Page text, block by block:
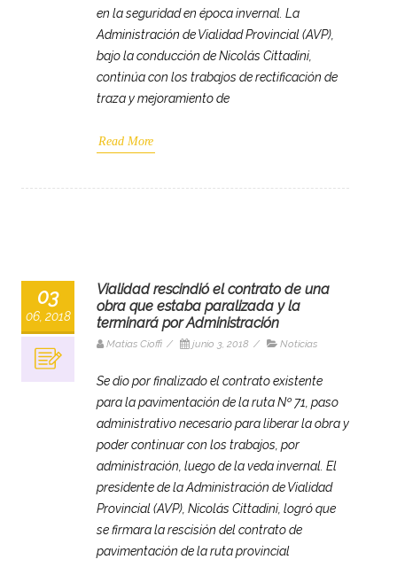
en la seguridad en época invernal. La
Administración de Vialidad Provincial (AVP),
bajo la conducción de Nicolás Cittadini,
continúa con los trabajos de rectificación de
traza y mejoramiento de
Read More
03
06, 2018
Vialidad rescindió el contrato de una
obra que estaba paralizada y la
terminará por Administración
Matias Cioffi / junio 3, 2018 / Noticias
Se dio por finalizado el contrato existente
para la pavimentación de la ruta Nº 71, paso
administrativo necesario para liberar la obra y
poder continuar con los trabajos, por
administración, luego de la veda invernal. El
presidente de la Administración de Vialidad
Provincial (AVP), Nicolás Cittadini, logró que
se firmara la rescisión del contrato de
pavimentación de la ruta provincial